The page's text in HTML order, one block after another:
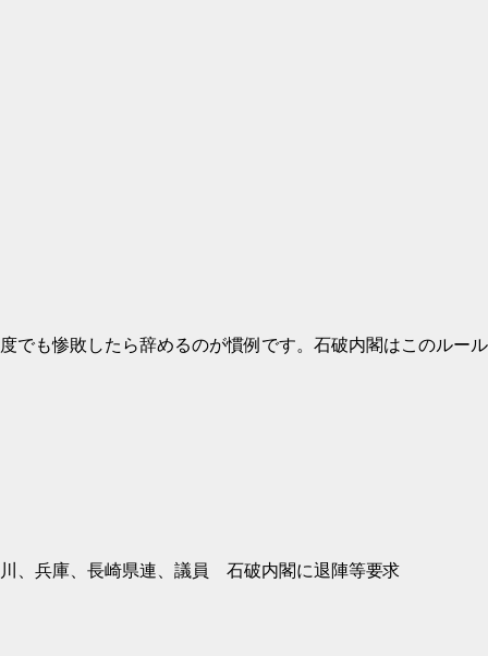
でも惨敗したら辞めるのが慣例です。石破内閣はこのルール
、兵庫、長崎県連、議員 石破内閣に退陣等要求